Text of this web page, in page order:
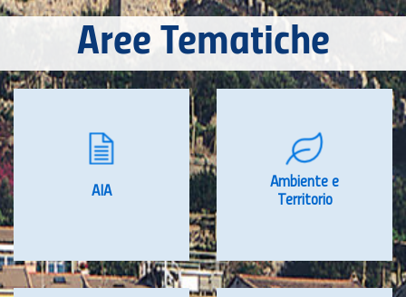
Aree Tematiche
AIA
Ambiente e
Territorio